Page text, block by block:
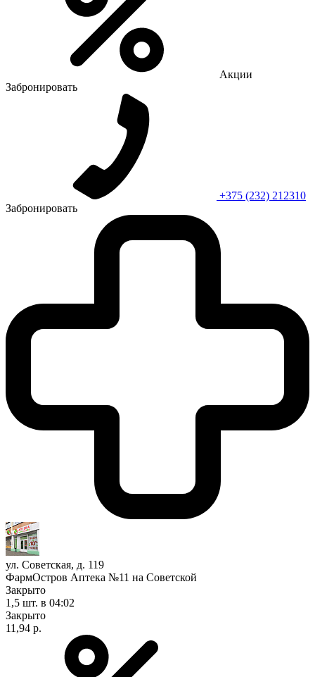
Акции
Забронировать
+375 (232) 212310
Забронировать
ул. Советская, д. 119
ФармОстров Аптека №11 на Советской
Закрыто
1,5 шт. в 04:02
Закрыто
11,94 р.